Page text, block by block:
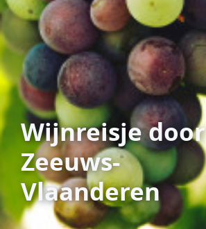
Wijnreisje door
Zeeuws-
Vlaanderen